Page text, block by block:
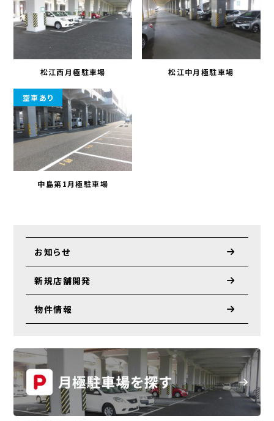
松江西月極駐車場 松江中月極駐車場
空車あり
中島第1月極駐車場
お知らせ
新規店舗開発
物件情報